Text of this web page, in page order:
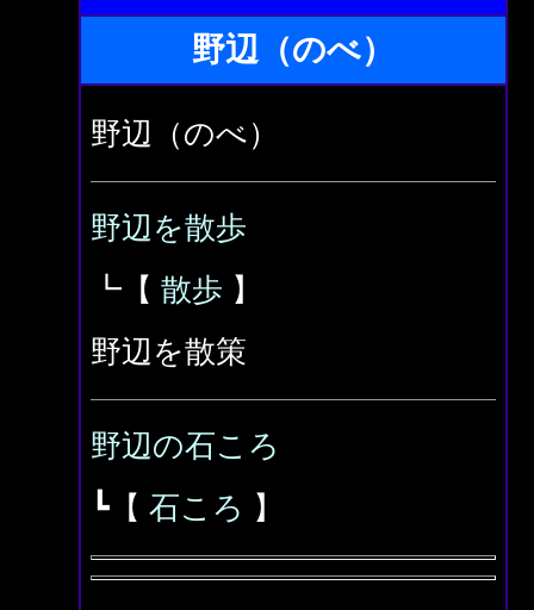
野辺（のべ）
野辺（のべ）
野辺を散歩
┗【 散歩 】
野辺を散策
野辺の石ころ
┗【 石ころ 】